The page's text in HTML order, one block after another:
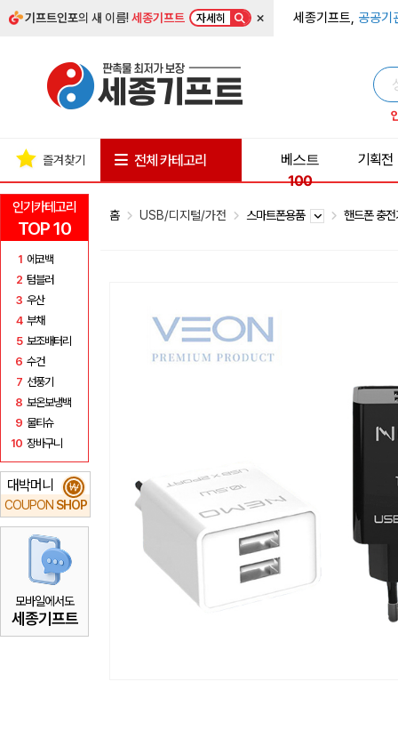
기프트인포의 새 이름!세종기프트 자세히 × 세종기프트, 공공기
인기카테고리
TOP 10
1 에코백
2 텀블러
3 우산
4 부채
5 보조배터리
6 수건
7 선풍기
8 보온보냉백
9 물티슈
10 장바구니
대박머니
COUPON SHOP
₩
모바일에서도
세종기프트
즐겨찾기 전체 카테고리
베스트
100
기획전
홈 USB/디지털/가전 스마트폰용품 핸드폰 충